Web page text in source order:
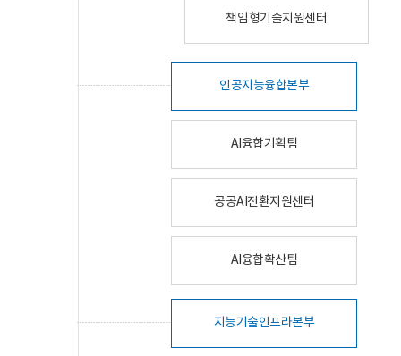
책임형기술지원센터
인공지능융합본부
AI융합기획팀
공공AI전환지원센터
AI융합확산팀
지능기술인프라본부